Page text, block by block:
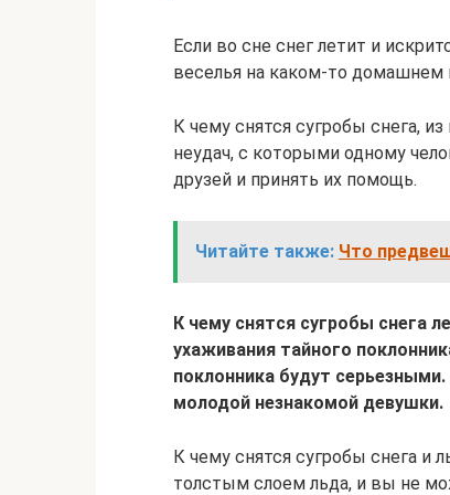
Если во сне снег летит и
веселья на каком-то домашнем
К чему снятся сугробы снега,
неудач, с которыми одному
друзей и принять их помощь.
Читайте также: Что
К чему снятся сугробы снега
ухаживания тайного
поклонника будут
молодой незнакомой девушки.
К чему снятся сугробы снега и
толстым слоем льда, и вы не